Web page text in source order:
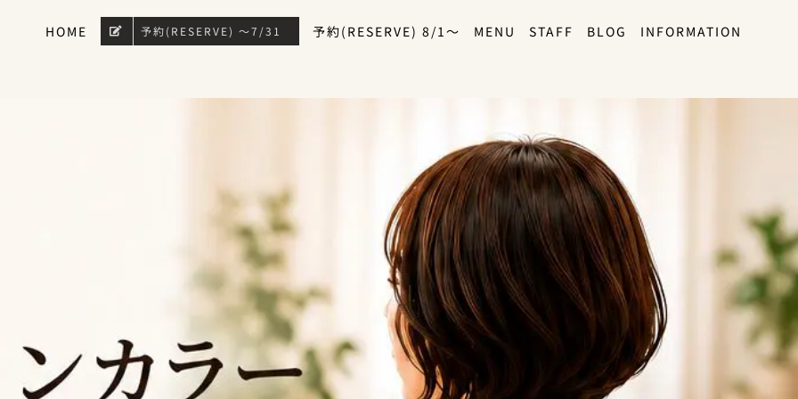
HOME 予約(RESERVE) 〜7/31 予約(RESERVE) 8/1〜 MENU STAFF BLOG INFORMATION